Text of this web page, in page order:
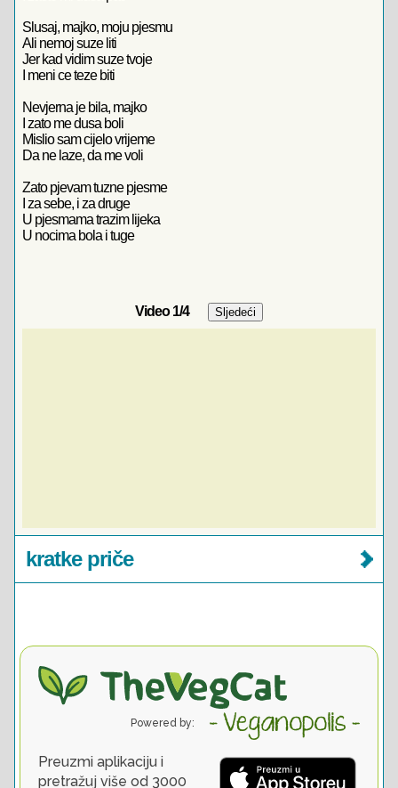
Slusaj, majko, moju pjesmu
Ali nemoj suze liti
Jer kad vidim suze tvoje
I meni ce teze biti
Nevjerna je bila, majko
I zato me dusa boli
Mislio sam cijelo vrijeme
Da ne laze, da me voli
Zato pjevam tuzne pjesme
I za sebe, i za druge
U pjesmama trazim lijeka
U nocima bola i tuge
Video1/4
kratke priče